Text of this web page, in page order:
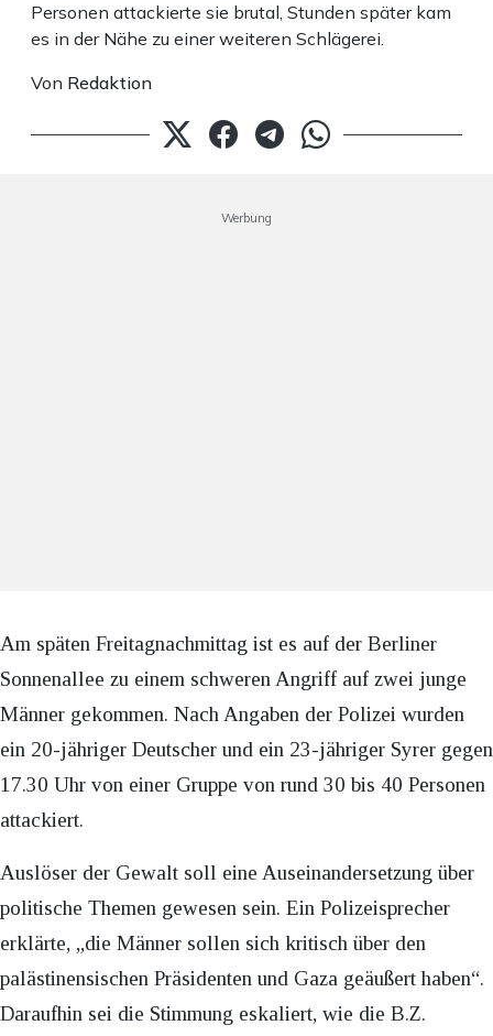
Personen attackierte sie brutal, Stunden später kam
es in der Nähe zu einer weiteren Schlägerei.
Von Redaktion
Werbung
Am späten Freitagnachmittag ist es auf der Berliner
Sonnenallee zu einem schweren Angriff auf zwei junge
Männer gekommen. Nach Angaben der Polizei wurden
ein 20-jähriger Deutscher und ein 23-jähriger Syrer gegen
17.30 Uhr von einer Gruppe von rund 30 bis 40 Personen
attackiert.
Auslöser der Gewalt soll eine Auseinandersetzung über
politische Themen gewesen sein. Ein Polizeisprecher
erklärte, „die Männer sollen sich kritisch über den
palästinensischen Präsidenten und Gaza geäußert haben“.
Daraufhin sei die Stimmung eskaliert, wie die B.Z.